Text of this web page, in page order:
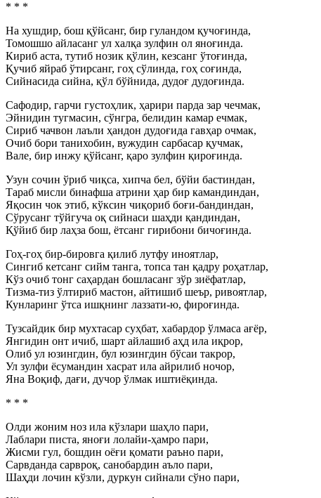
* * *
На хушдир, бош қўйсанг, бир гуландом қучоғинда,
Томошшо айласанг ул халқа зулфин ол яноғинда.
Кириб аста, тутиб нозик қўлин, кезсанг ўтоғинда,
Қучиб яйраб ўтирсанг, гоҳ сўлинда, гоҳ соғинда,
Сийнасида сийна, қўл бўйнида, дудоғ дудоғинда.
Сафодир, гарчи густоҳлик, ҳарири парда зар чечмак,
Эйнидин тугмасин, сўнгра, белидин камар ечмак,
Сириб чачвон лаъли ҳандон дудоғида гавҳар очмак,
Очиб бори танихобин, вужудин сарбасар қучмак,
Вале, бир инжу қўйсанг, қаро зулфин қироғинда.
Узун сочин ўриб чиқса, хипча бел, бўйи бастиндан,
Тараб мисли бинафша атрини ҳар бир камандиндан,
Яқосин чок этиб, кўксин чиқориб боғи-бандиндан,
Сўрусанг тўйгуча оқ сийнаси шаҳди қандиндан,
Қўйиб бир лаҳза бош, ётсанг гирибони бичоғинда.
Гоҳ-гоҳ бир-бировга қилиб лутфу иноятлар,
Сингиб кетсанг сийм танга, топса тан қадру роҳатлар,
Кўз очиб тонг саҳардан бошласанг зўр зиёфатлар,
Тизма-тиз ўлтириб мастон, айтишиб шеър, ривоятлар,
Кунларинг ўтса ишқнинг лаззати-ю, фироғинда.
Тузсайдик бир мухтасар суҳбат, хабардор ўлмаса ағёр,
Янгидин онт ичиб, шарт айлашиб аҳд ила иқрор,
Олиб ул юзингдин, бул юзингдин бўсаи такрор,
Ул зулфи ёсумандин хасрат ила айрилиб ночор,
Яна Воқиф, дағи, дучор ўлмак иштиёқинда.
* * *
Олди жоним ноз ила кўзлари шаҳло пари,
Лаблари писта, яноғи лолайи-ҳамро пари,
Жисми гул, бошдин оёғи қомати раъно пари,
Сарвданда сарвроқ, санобардин аъло пари,
Шаҳди лочин кўзли, дуркун сийнали сўно пари,